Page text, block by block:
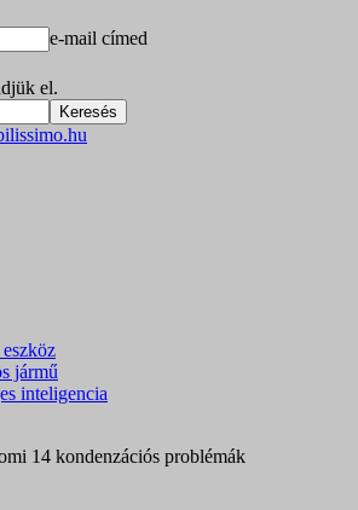
e-mail címed
el.
jármű
inteligencia
14 kondenzációs problémák